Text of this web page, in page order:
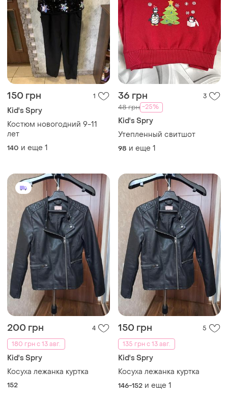
150 грн 1
Kid's Spry
Костюм новогодний 9-11
лет
140 и еще 1
36 грн 3
48 грн -25%
Kid's Spry
Утепленный свитшот
98 и еще 1
200 грн
4
180 грн с 13 авг.
Kid's Spry
Косуха лежанка куртка
152
150 грн
5
135 грн с 13 авг.
Kid's Spry
Косуха лежанка куртка
146-152 и еще 1